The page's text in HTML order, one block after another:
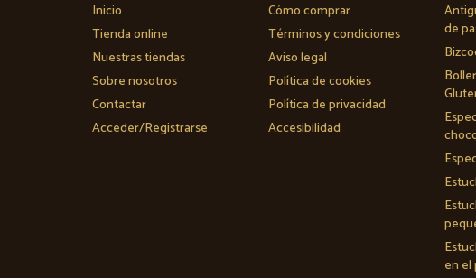
Inicio
Tienda online
Nuestras tiendas
Sobre nosotros
Contactar
Acceder/Registrarse
Cómo comprar
Términos y condiciones
Aviso legal
Política de cookies
Política de privacidad
Accesibilidad
de
en